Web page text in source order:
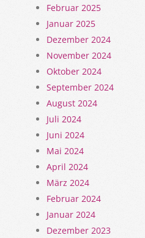
Februar 2025
Januar 2025
Dezember 2024
November 2024
Oktober 2024
September 2024
August 2024
Juli 2024
Juni 2024
Mai 2024
April 2024
März 2024
Februar 2024
Januar 2024
Dezember 2023